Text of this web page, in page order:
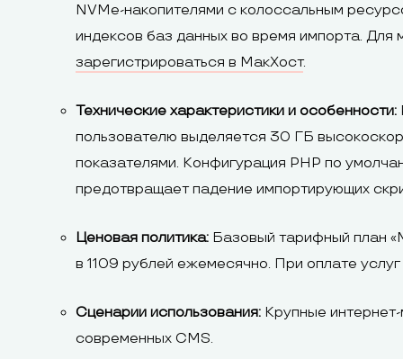
NVMe-накопителями с колоссальным
индексов баз данных во время импорта.
зарегистрироваться в МакХост.
Технические характеристики и особенности:
пользователю выделяется 30 ГБ
показателями. Конфигурация PHP по
предотвращает падение импортирующих
Ценовая политика: Базовый тарифный план
в 1109 рублей ежемесячно. При оплате
Сценарии использования: Крупные
современных CMS.